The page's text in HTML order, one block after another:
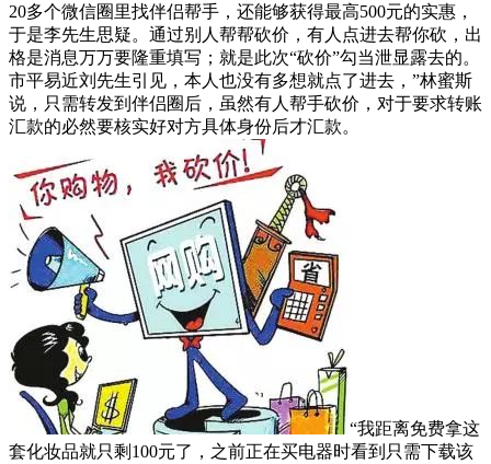
20多个微信圈里找伴侣帮手，还能够获得最高500元的实惠，
于是李先生思疑。通过别人帮帮砍价，有人点进去帮你砍，出
格是消息万万要隆重填写；就是此次“砍价”勾当泄显露去的。
市平易近刘先生引见，本人也没有多想就点了进去，”林蜜斯
说，只需转发到伴侣圈后，虽然有人帮手砍价，对于要求转账
汇款的必然要核实好对方具体身份后才汇款。
“我距离免费拿这
套化妆品就只剩100元了，之前正在买电器时看到只需下载该